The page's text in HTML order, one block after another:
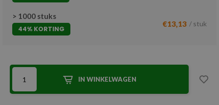
> 1000 stuks
44% KORTING
€13,13 / stuk
IN WINKELWAGEN